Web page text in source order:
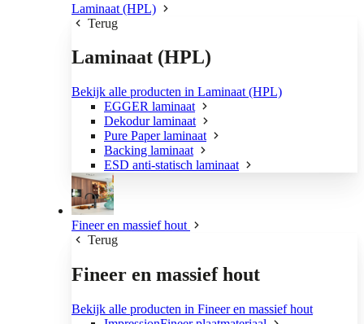
Laminaat (HPL)
Terug
Laminaat (HPL)
Bekijk alle producten in Laminaat (HPL)
EGGER laminaat
Dekodur laminaat
Pure Paper laminaat
Backing laminaat
ESD anti-statisch laminaat
Fineer en massief hout
Terug
Fineer en massief hout
Bekijk alle producten in Fineer en massief hout